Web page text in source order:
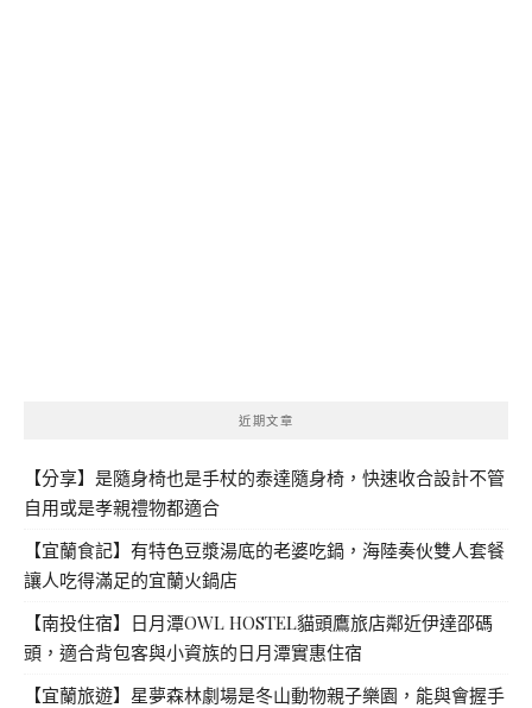
近期文章
【分享】是隨身椅也是手杖的泰達隨身椅，快速收合設計不管
自用或是孝親禮物都適合
【宜蘭食記】有特色豆漿湯底的老婆吃鍋，海陸奏伙雙人套餐
讓人吃得滿足的宜蘭火鍋店
【南投住宿】日月潭OWL HOSTEL貓頭鷹旅店鄰近伊達邵碼
頭，適合背包客與小資族的日月潭實惠住宿
【宜蘭旅遊】星夢森林劇場是冬山動物親子樂園，能與會握手